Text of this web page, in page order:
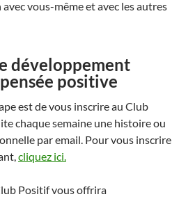
vous-même et avec les autres
développement
positive
est de vous inscrire au Club
chaque semaine une histoire ou
par email. Pour vous inscrire
cliquez ici.
Positif vous offrira